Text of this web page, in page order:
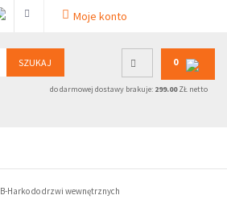
Moje konto
SZUKAJ 0
do darmowej dostawy brakuje: 299.00ZŁ netto
B-Harko do drzwi wewnętrznych